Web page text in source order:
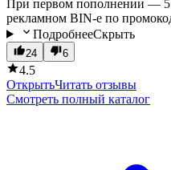
При первом пополнении — 5
рекламном BIN-е по
ПодробнееСкрыть
24 6
4.5
ОткрытьЧитать отзывы
Смотреть полный каталог